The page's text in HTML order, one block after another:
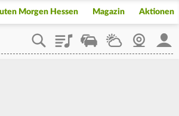
Morgen Hessen Magazin Aktionen
PlaylistStaupilotWetterWebcam